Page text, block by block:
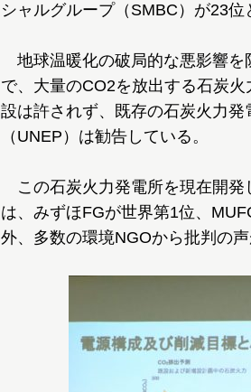
シャルグループ（SMBC）が23位
地球温暖化の破局的な悪影響を
で、大量のCO2を放出する石炭
設は許されず、既存の石炭火力
（UNEP）は勧告している。
この石炭火力発電所を現在開発
は、みずほFGが世界第1位、
外、多数の環境NGOから批判の声